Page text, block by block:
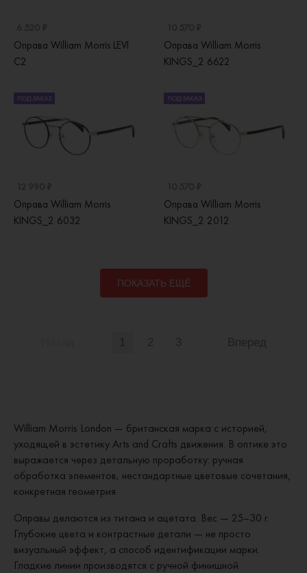
Оправа William Morris LEVI
C2
Оправа William Morris
KINGS_2 6622
ПОД ЗАКАЗ
Оправа William Morris
KINGS_2 6032
ПОД ЗАКАЗ
Оправа William Morris
KINGS_2 2012
ПОКАЗАТЬ ЕЩЁ
William Morris London — британская марка с историей,
уходящей в эстетику Arts and Crafts движения. В оптике это
выражается через детальную проработку: ручная
обработка элементов, нестандартные цветовые сочетания,
конкретная геометрия.
Оправы делаются из титана и ацетата. Вес — 25–30 г.
Глубокие цвета и контрастные детали — не просто
визуальный эффект, а способ идентификации марки.
Гладкие линии производятся с ручной финишной